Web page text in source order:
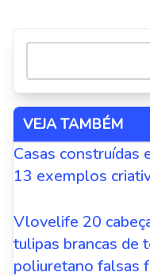
VEJA TAMBÉM
Casas construídas
13 exemplos
Vlovelife 20
tulipas brancas de
poliuretano falsas